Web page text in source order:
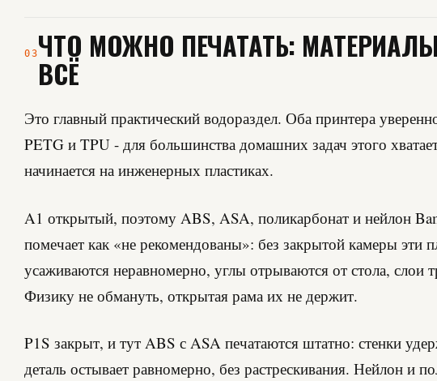
03ЧТО МОЖНО ПЕЧАТАТЬ:
ВСЁ
Это главный практический водораздел. Оба принтера
PETG и TPU - для большинства домашних задач этого
начинается на инженерных пластиках.
A1 открытый, поэтому ABS, ASA, поликарбонат и нейлон
помечает как «не рекомендованы»: без закрытой камеры эти
усаживаются неравномерно, углы отрываются от стола, слои
Физику не обмануть, открытая рама их не держит.
P1S закрыт, и тут ABS с ASA печатаются штатно: стенки
деталь остывает равномерно, без растрескивания. Нейлон и